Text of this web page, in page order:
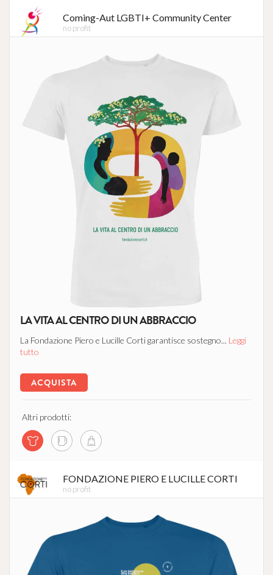
Coming-Aut LGBTI+ Community Center
no profit
LA VITA AL CENTRO DI UN ABBRACCIO
La Fondazione Piero e Lucille Corti garantisce sostegno... Leggi
tutto
ACQUISTA
Altri prodotti:
FONDAZIONE PIERO E LUCILLE CORTI
no profit